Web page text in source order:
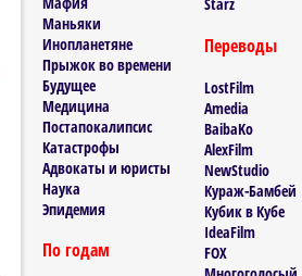
Маньяки
Инопланетяне
Прыжок во времени
Будущее
Медицина
Постапокалипсис
Катастрофы
Адвокаты и юристы
Наука
Эпидемия
По годам
Переводы
LostFilm
Amedia
BaibaKo
AlexFilm
NewStudio
Кураж-Бамбей
Кубик в Кубе
IdeaFilm
FOX